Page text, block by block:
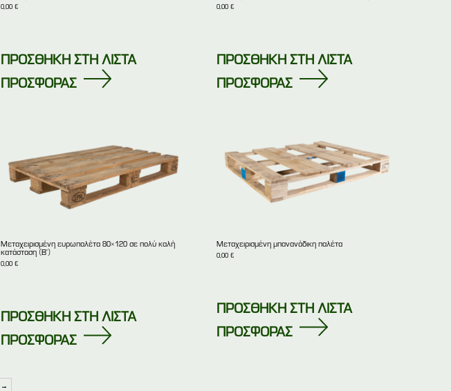
0,00 €
ΠΡΟΣΘΗΚΗ ΣΤΗ ΛΙΣΤΑ
ΠΡΟΣΦΟΡΑΣ
0,00€
ΠΡΟΣΘΗΚΗ ΣΤΗ ΛΙΣΤΑ
ΠΡΟΣΦΟΡΑΣ
Μεταχειρισμένη ευρωπαλέτα 80×120 σε πολύ καλή
κατάσταση (Β’)
0,00 €
ΠΡΟΣΘΗΚΗ ΣΤΗ ΛΙΣΤΑ
ΠΡΟΣΦΟΡΑΣ
Μεταχειρισμένη μπανανάδικη παλέτα
0,00€
ΠΡΟΣΘΗΚΗ ΣΤΗ ΛΙΣΤΑ
ΠΡΟΣΦΟΡΑΣ
→